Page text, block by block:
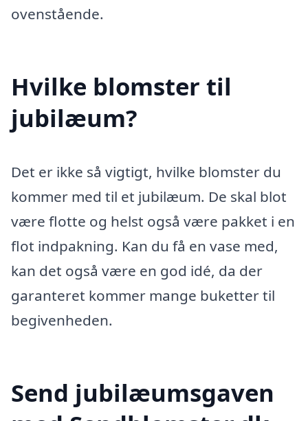
ovenstående.
Hvilke blomster til
jubilæum?
Det er ikke så vigtigt, hvilke blomster du
kommer med til et jubilæum. De skal blot
være flotte og helst også være pakket i en
flot indpakning. Kan du få en vase med,
kan det også være en god idé, da der
garanteret kommer mange buketter til
begivenheden.
Send jubilæumsgaven